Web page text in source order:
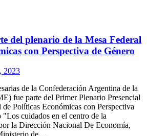
del plenario de la Mesa Federal
con Perspectiva de Género
2023
de la Confederación Argentina de la
fue parte del Primer Plenario Presencial
de Políticas Económicas con Perspectiva
cuidados en el centro de la
la Dirección Nacional De Economía,
de…